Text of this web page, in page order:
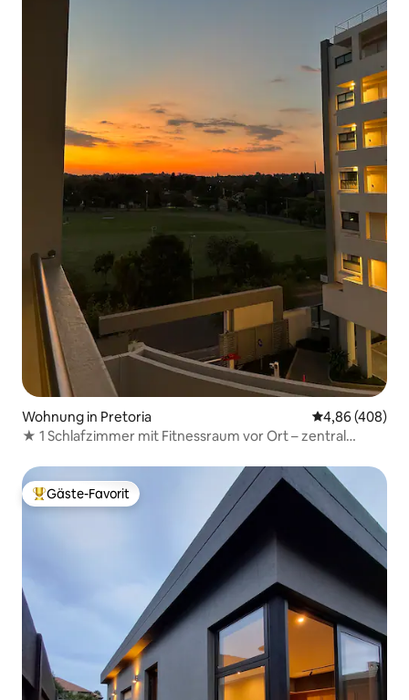
Wohnung in Pretoria
4,86 (408)
★ 1 Schlafzimmer mit Fitnessraum vor Ort – zentral
Beliebter Gäste-Favorit.
Gäste-Favorit